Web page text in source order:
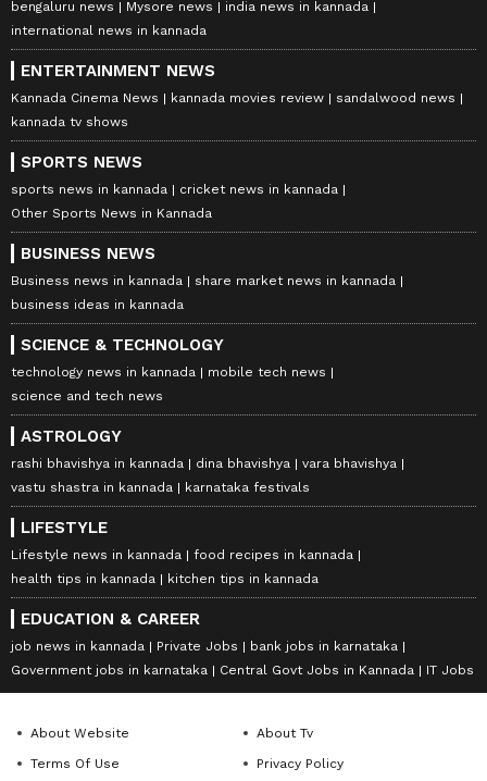
bengaluru news
Mysore news
india news in kannada
international news in kannada
ENTERTAINMENT NEWS
Kannada Cinema News kannada movies review
sandalwood news
kannada tv shows
SPORTS NEWS
sports news in kannada
cricket news in kannada
Other Sports News in Kannada
BUSINESS NEWS
Business news in kannada
share market news in kannada
business ideas in kannada
SCIENCE & TECHNOLOGY
technology news in kannada
mobile tech news
science and tech news
ASTROLOGY
rashi bhavishya in kannada dina bhavishya
vara bhavishya
vastu shastra in kannada
karnataka festivals
LIFESTYLE
Lifestyle news in kannada
food recipes in kannada
health tips in kannada
kitchen tips in kannada
EDUCATION & CAREER
job news in kannada Private Jobs
bank jobs in karnataka
Government jobs in karnataka
Central Govt Jobs in Kannada IT Jobs
About Website
About Tv
Terms Of Use
Privacy Policy